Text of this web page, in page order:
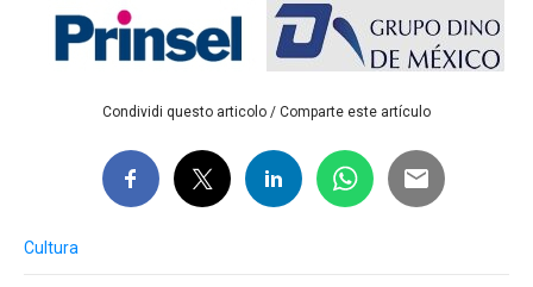
Condividi questo articolo / Comparte este artículo
Cultura